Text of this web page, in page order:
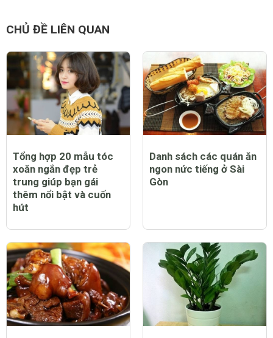
CHỦ ĐỀ LIÊN QUAN
Tổng hợp 20 mẫu tóc
xoăn ngắn đẹp trẻ
trung giúp bạn gái
thêm nổi bật và cuốn
hút
Danh sách các quán ăn
ngon nức tiếng ở Sài
Gòn